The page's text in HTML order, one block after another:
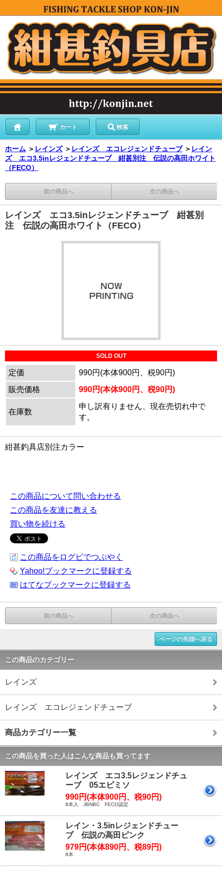
カート 検索
ホーム ＞ レインズ ＞ レインズ エコレジェンドチューブ ＞ レイン
ズ エコ3.5inレジェンドチューブ 紺甚別注 伝説の高田ホワイト
（FECO）
前の商品へ 次の商品へ
レインズ エコ3.5inレジェンドチューブ 紺甚別
注 伝説の高田ホワイト（FECO）
SOLD OUT
定価
990円(本体900円、税90円)
販売価格
990円(本体900円、税90円)
在庫数
申し訳有りません、現在売切れ中で
す。
紺甚釣具店別注カラー
この商品について問い合わせる
この商品を友達に教える
買い物を続ける
この商品をログピでつぶやく
Yahoo!ブックマークに登録する
はてなブックマークに登録する
前の商品へ 次の商品へ
ページの先頭へ戻る
この商品のカテゴリー
レインズ
レインズ エコレジェンドチューブ
商品カテゴリー一覧
この商品を買った人はこんな商品も買ってます
レインズ エコ3.5レジェンドチュ
ーブ 05エビミソ
990円(本体900円、税90円)
8本入 JBNBC FECO認定
レイン・3.5inレジェンドチュー
ブ 伝説の高田ピンク
979円(本体890円、税89円)
8本